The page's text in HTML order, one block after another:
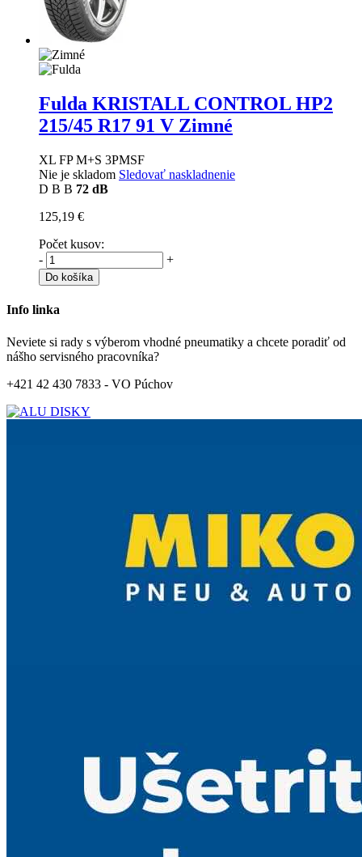
Fulda KRISTALL CONTROL HP2
215/45 R17 91 V Zimné
XL FP M+S 3PMSF
Nie je skladom Sledovať naskladnenie
D B B 72 dB
125,19 €
Počet kusov:
-
+
Do košíka
Info linka
Neviete si rady s výberom vhodné pneumatiky a chcete poradiť od
nášho servisného pracovníka?
+421 42 430 7833 - VO Púchov